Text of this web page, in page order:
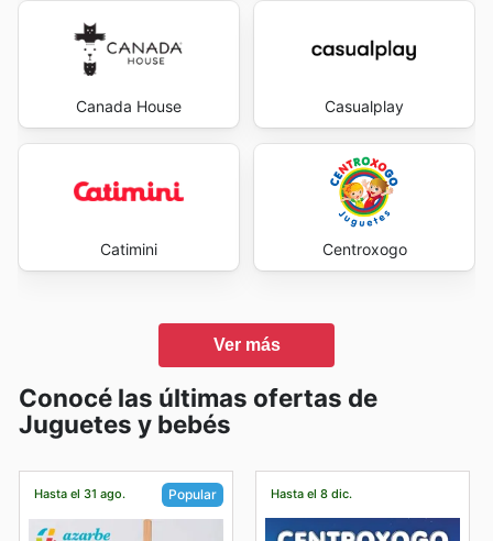
Canada House Casualplay
Catimini Centroxogo
Ver más
Conocé las últimas ofertas de
Juguetes y bebés
Hasta el 31 ago. Popular Hasta el 8 dic.